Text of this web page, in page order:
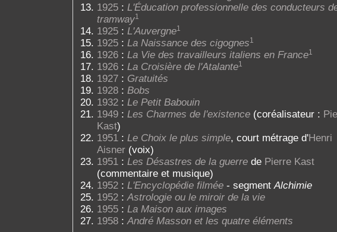
1925: L'Éducation professionnelle des conducteurs
tramway1
1925: L'Auvergne1
1925: La Naissance des cigognes1
1926: La Vie des travailleurs italiens en France1
1926: La Croisière de l'Atalante1
1927: Gratuités
1928: Bobs
1932: Le Petit Babouin
1949: Les Charmes de l'existence(coréalisateur :
Kast)
1951 : Le Choix le plus simple, court métrage d'Henri
Aisner(voix)
1951 : Les Désastres de la guerrede Pierre Kast
(commentaire et musique)
1952: L'Encyclopédie filmée- segment Alchimie
1952: Astrologie ou le miroir de la vie
1955: La Maison aux images
1958: André Masson et les quatre éléments